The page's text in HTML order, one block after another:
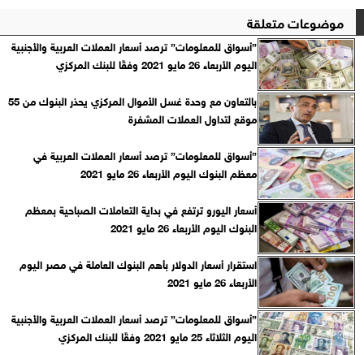
موضوعات متعلقة
”أسواق للمعلومات” ترصد أسعار العملات العربية والأجنبية
اليوم الأربعاء 26 مايو 2021 وفقًا للبنك المركزي‎
بالتعاون مع وحدة غسل الأموال المركزي يحذر البنوك من 55
موقع لتداول العملات المشفرة
”أسواق للمعلومات” ترصد أسعار العملات العربية في
معظم البنوك اليوم الأربعاء 26 مايو 2021
أسعار اليورو ترتفع في بداية التعاملات الصباحية بمعظم
البنوك اليوم الأربعاء 26 مايو 2021
استقرار أسعار الدولار بأهم البنوك العاملة في مصر اليوم
الأربعاء 26 مايو 2021
”أسواق للمعلومات” ترصد أسعار العملات العربية والأجنبية
اليوم الثلاثاء 25 مايو 2021 وفقًا للبنك المركزي‎